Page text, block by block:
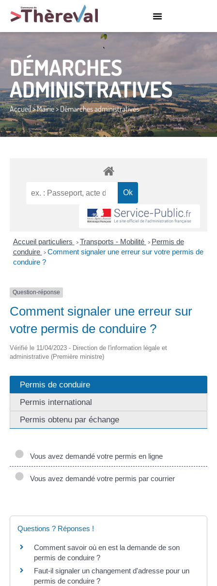
DÉMARCHES
ADMINISTRATIVES
Accueil>Mairie>Démarches administratives
Accueil particuliers > Transports - Mobilité > Permis de
conduire > Comment signaler une erreur sur votre permis de
conduire ?
Question-réponse
Comment signaler une erreur sur
votre permis de conduire ?
Vérifié le 11/04/2023 - Direction de l'information légale et
administrative (Première ministre)
Permis de conduire
Permis international
Permis obtenu par échange
Vous avez demandé votre permis en ligne
Vous avez demandé votre permis par courrier
Questions ? Réponses !
Comment savoir où en est la demande de son
permis de conduire ?
Faut-il signaler un changement d'adresse pour un
permis de conduire ?